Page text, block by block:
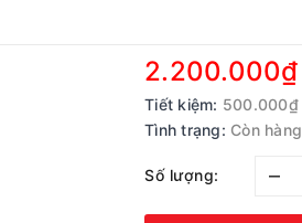
2.200.000₫
Tiết kiệm: 500.000₫
Tình trạng: Còn hàng
Số lượng: –